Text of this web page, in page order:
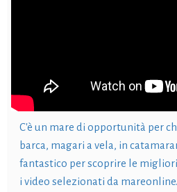
C'è un mare di opportunità per
barca, magari a vela, in
fantastico per scoprire le
i video selezionati da